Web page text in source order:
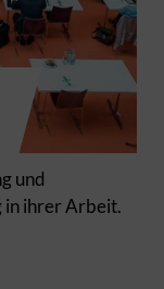
und
in ihrer Arbeit.